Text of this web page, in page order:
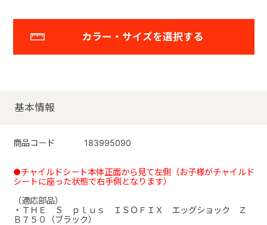
カラー・サイズを選択する
基本情報
商品コード 183995090
●チャイルドシート本体正面から見て左側（お子様がチャイルド
シートに座った状態で右手側となります）
（適応部品）
・ＴＨＥ Ｓ ｐｌｕｓ ＩＳＯＦＩＸ エッグショック Ｚ
Ｂ７５０（ブラック）